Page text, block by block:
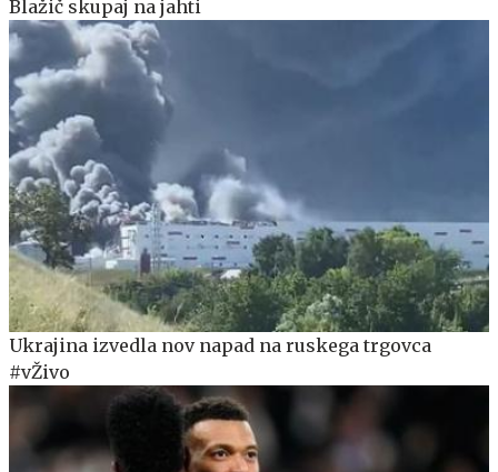
Blažič skupaj na jahti
Ukrajina izvedla nov napad na ruskega trgovca
#vŽivo